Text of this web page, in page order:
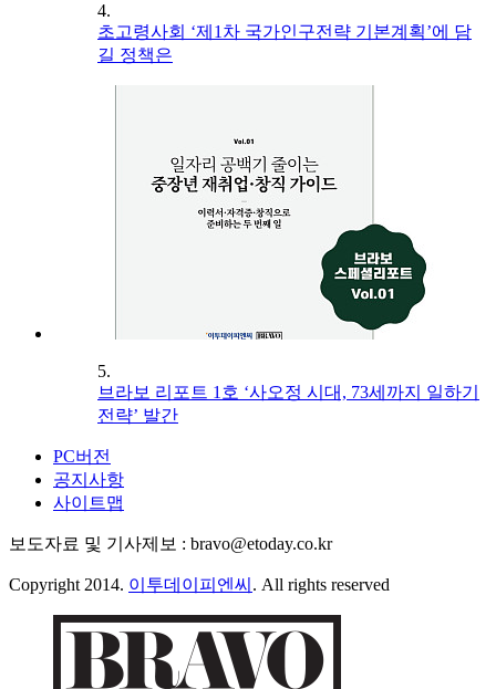
4.
초고령사회 ‘제1차 국가인구전략 기본계획’에 담
길 정책은
5.
브라보 리포트 1호 ‘사오정 시대, 73세까지 일하기
전략’ 발간
PC버전
공지사항
사이트맵
보도자료 및 기사제보 : bravo@etoday.co.kr
Copyright 2014. 이투데이피엔씨 . All rights reserved